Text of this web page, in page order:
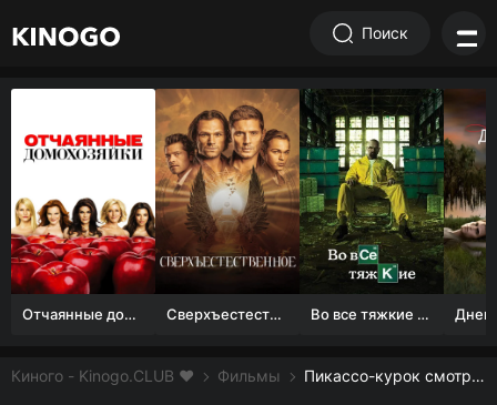
Поиск
Отчаянные домохозяйки (1 сезон) Сверхъестественное Во все тяжкие 1-5 сезон
Киного - Kinogo.CLUB ❤️ Фильмы Пикассо-курок смотреть онлайн бесплатно